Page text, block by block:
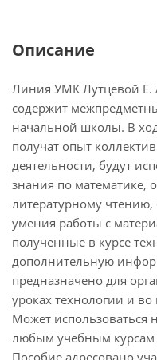
Описание
Линия УМК Лутцевой Е.
содержит
начальной школы. В
получат опыт
деятельности, будут
знания по математике,
литературному чтению,
умения работы с
полученные в курсе
дополнительную
предназначено для
уроках технологии и
Может использоваться
любым учебным
Пособие адресовано